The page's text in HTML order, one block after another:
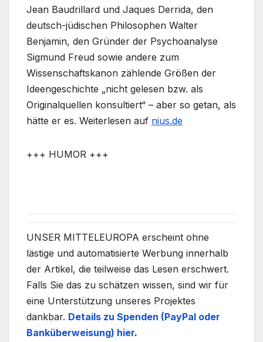
Jean Baudrillard und Jaques Derrida, den
deutsch-jüdischen Philosophen Walter
Benjamin, den Gründer der Psychoanalyse
Sigmund Freud sowie andere zum
Wissenschaftskanon zählende Größen der
Ideengeschichte „nicht gelesen bzw. als
Originalquellen konsultiert“ – aber so getan, als
hätte er es. Weiterlesen auf nius.de
+++ HUMOR +++
UNSER MITTELEUROPA erscheint ohne
lästige und automatisierte Werbung innerhalb
der Artikel, die teilweise das Lesen erschwert.
Falls Sie das zu schätzen wissen, sind wir für
eine Unterstützung unseres Projektes
dankbar. Details zu Spenden (PayPal oder
Banküberweisung) hier.